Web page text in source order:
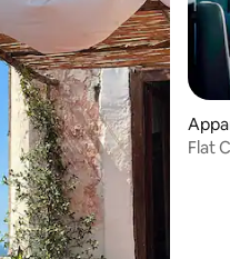
5, 129 recensies
Flat